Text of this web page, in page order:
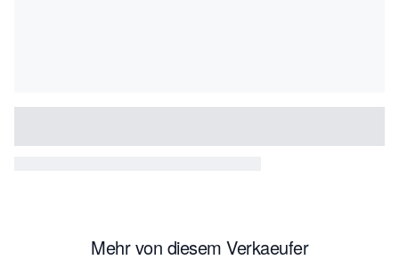
Mehr von diesem Verkaeufer